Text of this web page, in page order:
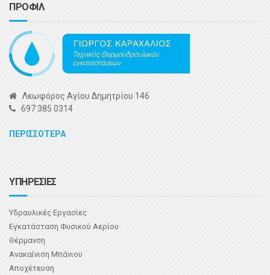
ΠΡΟΦΙΛ
Λεωφόρος Αγίου Δημητρίου 146
697 385 0314
ΠΕΡΙΣΣΟΤΕΡΑ
ΥΠΗΡΕΣΙΕΣ
Υδραυλικές Εργασίες
Εγκατάσταση Φυσικού Αερίου
Θέρμανση
Ανακαίνιση Μπάνιου
Αποχέτευση